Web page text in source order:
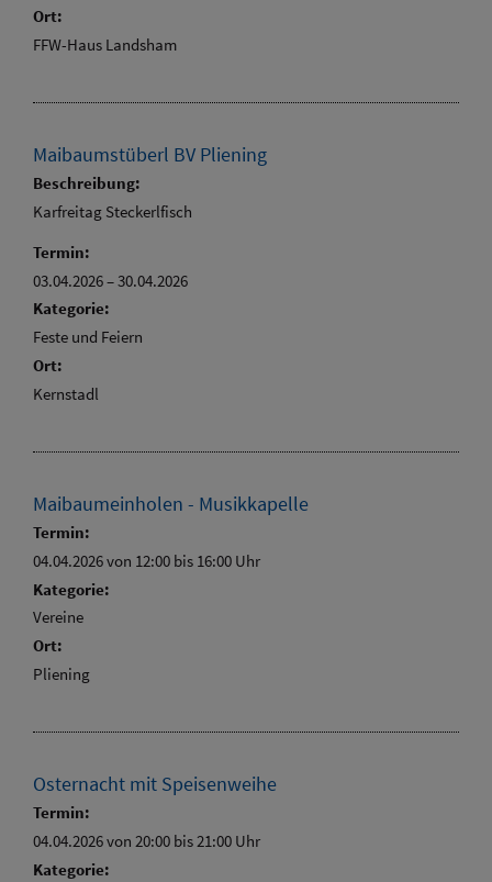
Ort:
FFW-Haus Landsham
Maibaumstüberl BV Pliening
Beschreibung:
Karfreitag Steckerlfisch
Termin:
03.04.2026–30.04.2026
Kategorie:
Feste und Feiern
Ort:
Kernstadl
Maibaumeinholen - Musikkapelle
Termin:
04.04.2026 von 12:00 bis 16:00 Uhr
Kategorie:
Vereine
Ort:
Pliening
Osternacht mit Speisenweihe
Termin:
04.04.2026 von 20:00 bis 21:00 Uhr
Kategorie: